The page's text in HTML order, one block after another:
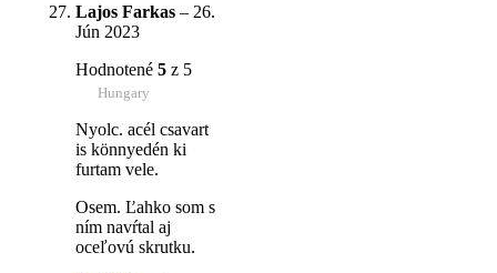
Lajos Farkas – 26.
Jún 2023
Hodnotené 5 z 5
Hungary
Nyolc. acél csavart
is könnyedén ki
furtam vele.
Osem. Ľahko som s
ním navŕtal aj
oceľovú skrutku.